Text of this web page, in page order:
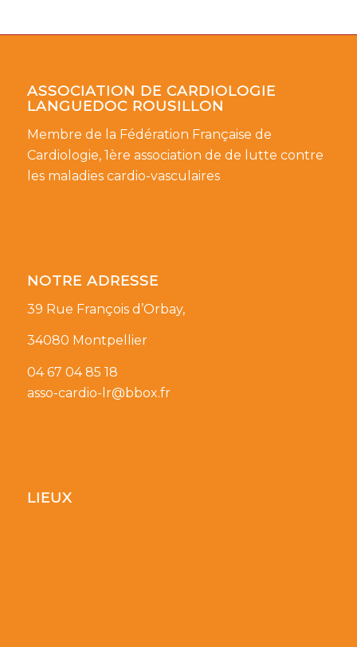
ASSOCIATION DE CARDIOLOGIE
LANGUEDOC ROUSILLON
Membre de la Fédération Française de
Cardiologie, 1ère association de de lutte contre
les maladies cardio-vasculaires
NOTRE ADRESSE
39 Rue François d’Orbay,
34080 Montpellier
04 67 04 85 18
asso-cardio-lr@bbox.fr
LIEUX